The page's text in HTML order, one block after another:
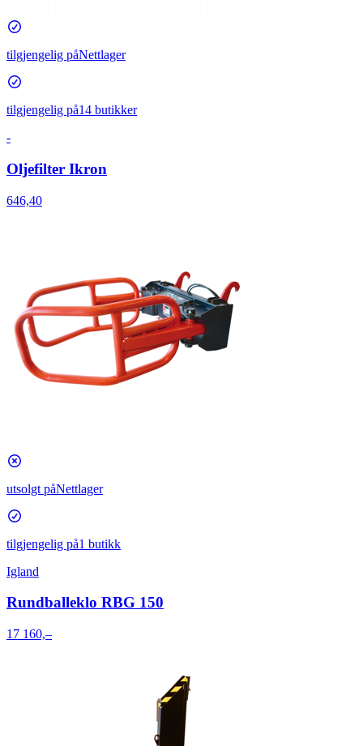
tilgjengelig påNettlager
tilgjengelig på14 butikker
-
Oljefilter Ikron
646,40
utsolgt påNettlager
tilgjengelig på1 butikk
Igland
Rundballeklo RBG 150
17 160,–